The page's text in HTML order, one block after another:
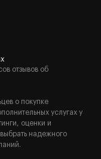
отзывов об
о покупке
услугах у
оценки и
надежного